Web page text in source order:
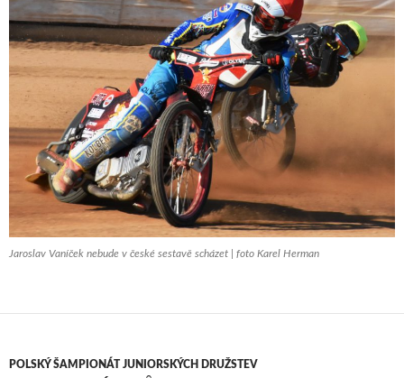
Jaroslav Vaníček nebude v české sestavě scházet | foto Karel Herman
POLSKÝ ŠAMPIONÁT JUNIORSKÝCH DRUŽSTEV